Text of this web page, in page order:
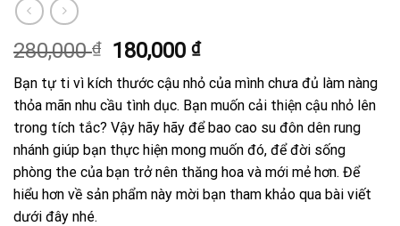
280,000₫
Giá
là:
280,000 ₫.
180,000₫Giá
hiện
tại
là:
180,000 ₫.
Bạn tự ti vì kích thước cậu nhỏ của mình chưa đủ làm nàng
thỏa mãn nhu cầu tình dục. Bạn muốn cải thiện cậu nhỏ lên
trong tích tắc? Vậy hãy hãy để bao cao su đôn dên rung
nhánh giúp bạn thực hiện mong muốn đó, để đời sống
phòng the của bạn trở nên thăng hoa và mới mẻ hơn. Để
hiểu hơn về sản phẩm này mời bạn tham khảo qua bài viết
dưới đây nhé.